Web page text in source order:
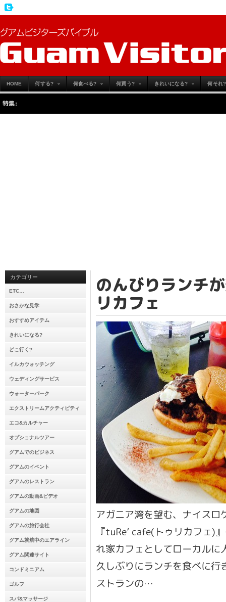
HOME 何する? 何食べる? 何買う? きれいになる? 何それ?
特集:
カテゴリー
ETC…
おさかな見学
おすすめアイテム
きれいになる?
どこ行く?
イルカウォッチング
ウェディングサービス
ウォーターパーク
エクストリームアクティビティ
エコ&カルチャー
オプショナルツアー
グアムでのビジネス
グアムのイベント
グアムのレストラン
グアムの動画&ビデオ
グアムの地図
グアムの旅行会社
グアム就航中のエアライン
グアム関連サイト
コンドミニアム
ゴルフ
スパ&マッサージ
のんびりランチ
リカフェ
アガニア湾を望む、ナイスロ
『tuRe’ cafe(トゥリカフェ)
れ家カフェとしてローカルに
久しぶりにランチを食べに行
ストランの…